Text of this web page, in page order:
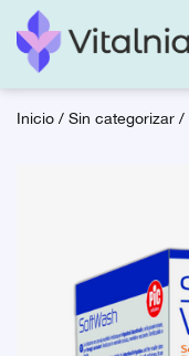
Inicio/Sin categorizar/